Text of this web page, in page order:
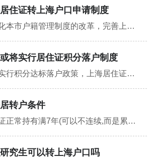
居住证转上海户口申请制度
为深化本市户籍管理制度的改革，完善上海市居住证制度，吸引优秀人才入沪，按照相关法律、法规及〘上海市居住证暂行规定〙，再结合本市的实际情况后
或将实行居住证积分落户制度
各地实行积分达标落户政策，上海居住证积分落户制度是怎么样的呢？下面由知英小编为大家介绍上海居住证积分达标居住证转户口政策:持有上海居住证满7年且通过居住证积分模拟打分达到120分者，方满足积分落户基本条件
居转户条件
居住证正常持有满7年(可以不连续,而是累积计月份,共计84个月) 持证期间正常缴纳城镇保险满7年，持证期间在本市依法缴纳个人所得税；
究生可以转上海户口吗